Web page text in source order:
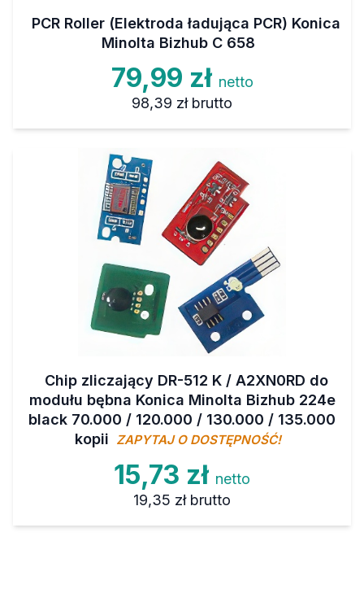
PCR Roller (Elektroda ładująca PCR) Konica
Minolta Bizhub C 658
79,99 zł netto
98,39 zł brutto
Chip zliczający DR-512 K / A2XN0RD do
modułu bębna Konica Minolta Bizhub 224e
black 70.000 / 120.000 / 130.000 / 135.000
kopii ZAPYTAJ O DOSTĘPNOŚĆ!
15,73 zł netto
19,35 zł brutto